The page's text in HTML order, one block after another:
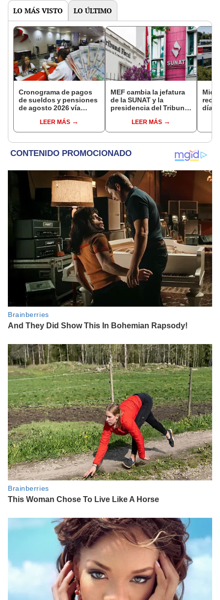
LO MÁS VISTO LO ÚLTIMO
Cronograma de pagos
de sueldos y pensiones
de agosto 2026 vía
conoce las fechas de
depósito
LEER MÁS
MEF cambia la jefatura
de la SUNAT y la
presidencia del Tribunal
LEER MÁS
días: